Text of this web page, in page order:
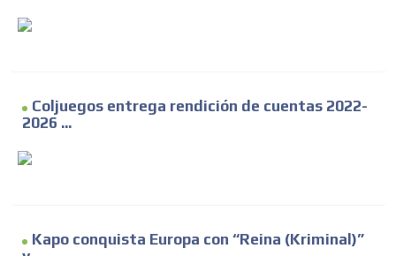
Coljuegos entrega rendición de cuentas 2022-
2026 ...
Kapo conquista Europa con “Reina (Kriminal)”